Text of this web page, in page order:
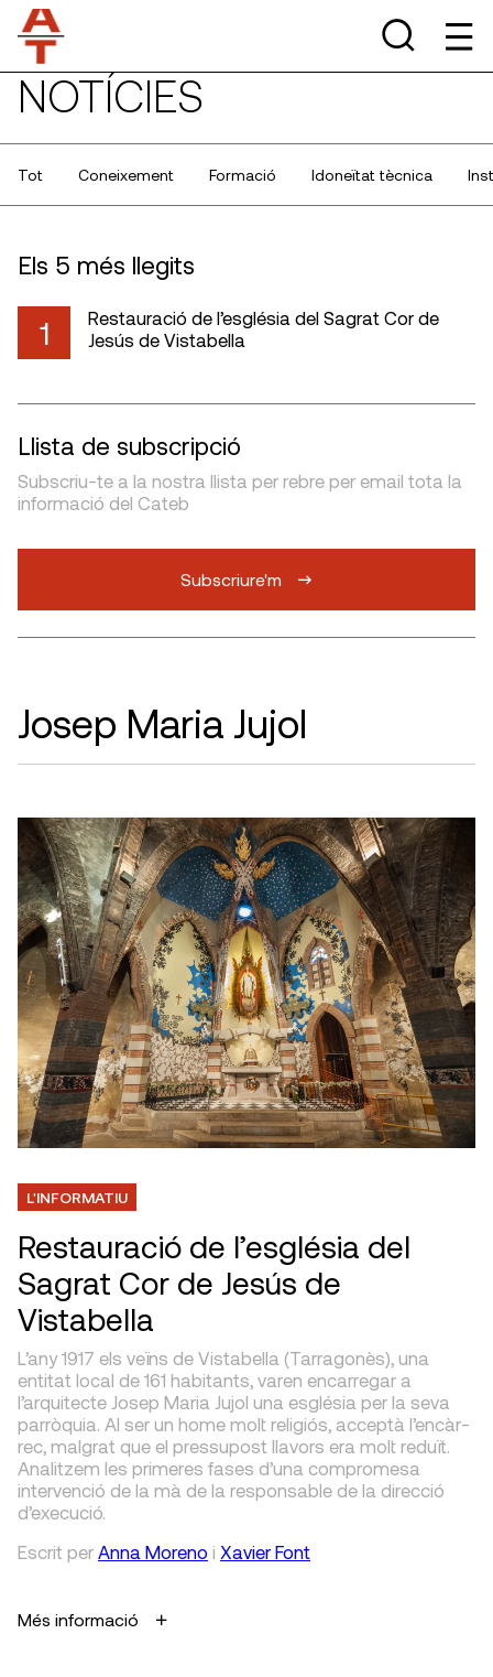
NOTÍCIES
Tot Coneixement Formació Idoneïtat tècnica
Els 5 més llegits
1
Restauració de l’església del Sagrat Cor de
Jesús de Vistabella
Llista de subscripció
Subscriu-te a la nostra llista per rebre per email tota la
informació del Cateb
Subscriure'm
Josep Maria Jujol
L'INFORMATIU
Restauració de l’església del
Sagrat Cor de Jesús de
Vistabella
L’any 1917 els veïns de Vistabella (Tarragonès), una
entitat local de 161 habitants, varen encarregar a
l’arquitecte Josep Maria Jujol una església per la seva
parròquia. Al ser un home molt religiós, acceptà l’encàr­
rec, malgrat que el pressupost lla­vors era molt reduït.
Analitzem les primeres fases d’una compromesa
intervenció de la mà de la responsable de la direcció
d’execució.
Escrit per Anna Moreno i Xavier Font
Més informació